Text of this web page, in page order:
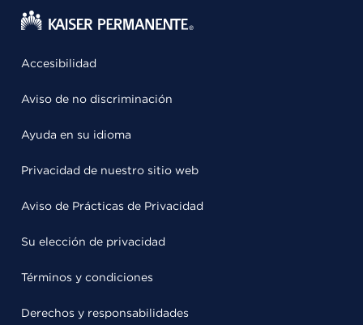
Accesibilidad
Aviso de no discriminación
Ayuda en su idioma
Privacidad de nuestro sitio web
Aviso de Prácticas de Privacidad
Su elección de privacidad
Términos y condiciones
Derechos y responsabilidades